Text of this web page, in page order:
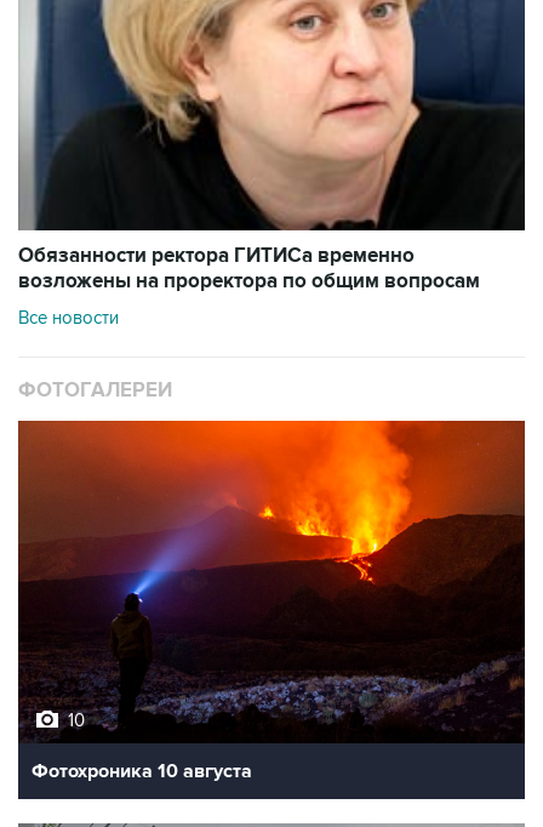
Обязанности ректора ГИТИСа временно
возложены на проректора по общим вопросам
Все новости
ФОТОГАЛЕРЕИ
10
Фотохроника 10 августа